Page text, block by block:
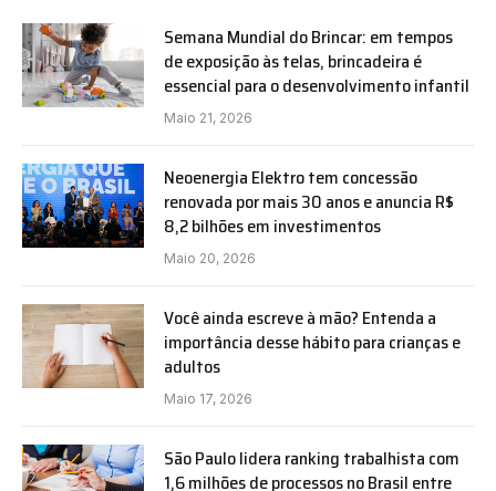
Semana Mundial do Brincar: em tempos
de exposição às telas, brincadeira é
essencial para o desenvolvimento infantil
Maio 21, 2026
Neoenergia Elektro tem concessão
renovada por mais 30 anos e anuncia R$
8,2 bilhões em investimentos
Maio 20, 2026
Você ainda escreve à mão? Entenda a
importância desse hábito para crianças e
adultos
Maio 17, 2026
São Paulo lidera ranking trabalhista com
1,6 milhões de processos no Brasil entre